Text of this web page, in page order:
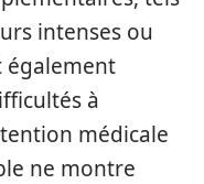
intenses ou
également
à
médicale
ne montre